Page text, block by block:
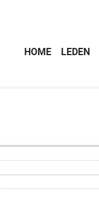
HOME LEDEN